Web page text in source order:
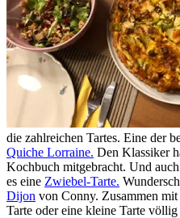
die zahlreichen Tartes. Eine der
Quiche Lorraine. Den Klassiker
Kochbuch mitgebracht. Und
es eine Zwiebel-Tarte.
Dijon von Conny. Zusammen
Tarte oder eine kleine Tarte